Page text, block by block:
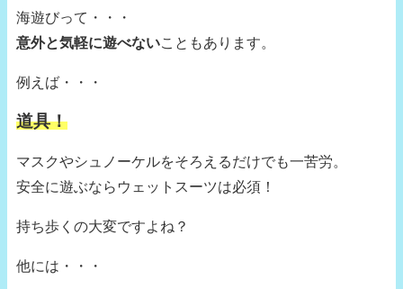
海遊びって・・・
意外と気軽に遊べない こともあります。
例えば・・・
道具！
マスクやシュノーケルをそろえるだけでも一苦労。
安全に遊ぶならウェットスーツは必須！
持ち歩くの大変ですよね？
他には・・・